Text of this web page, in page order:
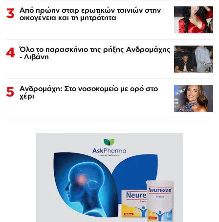
3 Από πρώην σταρ ερωτικών ταινιών στην
οικογένεια και τη μητρότητα
4 Όλο το παρασκήνιο της ρήξης Ανδρομάχης
- Λιβάνη
5 Ανδρομάχη: Στο νοσοκομείο με ορό στο
χέρι